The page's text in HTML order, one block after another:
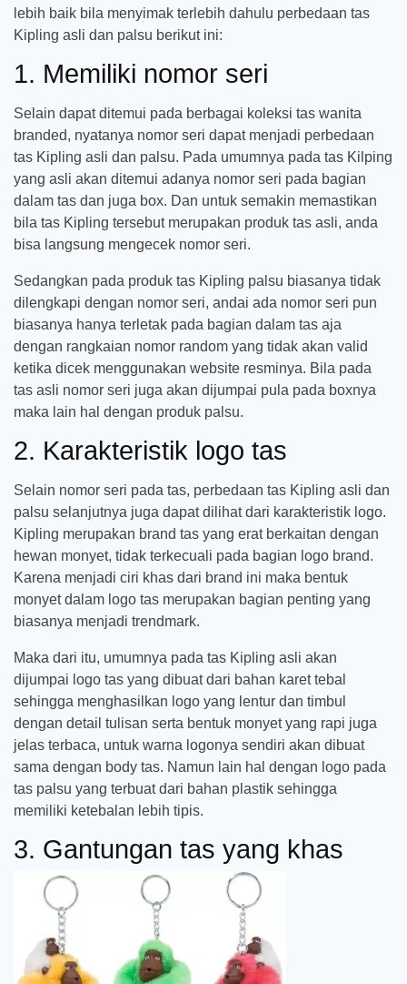
lebih baik bila menyimak terlebih dahulu perbedaan tas
Kipling asli dan palsu berikut ini:
1. Memiliki nomor seri
Selain dapat ditemui pada berbagai koleksi tas wanita
branded, nyatanya nomor seri dapat menjadi perbedaan
tas Kipling asli dan palsu. Pada umumnya pada tas Kilping
yang asli akan ditemui adanya nomor seri pada bagian
dalam tas dan juga box. Dan untuk semakin memastikan
bila tas Kipling tersebut merupakan produk tas asli, anda
bisa langsung mengecek nomor seri.
Sedangkan pada produk tas Kipling palsu biasanya tidak
dilengkapi dengan nomor seri, andai ada nomor seri pun
biasanya hanya terletak pada bagian dalam tas aja
dengan rangkaian nomor random yang tidak akan valid
ketika dicek menggunakan website resminya. Bila pada
tas asli nomor seri juga akan dijumpai pula pada boxnya
maka lain hal dengan produk palsu.
2. Karakteristik logo tas
Selain nomor seri pada tas, perbedaan tas Kipling asli dan
palsu selanjutnya juga dapat dilihat dari karakteristik logo.
Kipling merupakan brand tas yang erat berkaitan dengan
hewan monyet, tidak terkecuali pada bagian logo brand.
Karena menjadi ciri khas dari brand ini maka bentuk
monyet dalam logo tas merupakan bagian penting yang
biasanya menjadi trendmark.
Maka dari itu, umumnya pada tas Kipling asli akan
dijumpai logo tas yang dibuat dari bahan karet tebal
sehingga menghasilkan logo yang lentur dan timbul
dengan detail tulisan serta bentuk monyet yang rapi juga
jelas terbaca, untuk warna logonya sendiri akan dibuat
sama dengan body tas. Namun lain hal dengan logo pada
tas palsu yang terbuat dari bahan plastik sehingga
memiliki ketebalan lebih tipis.
3. Gantungan tas yang khas